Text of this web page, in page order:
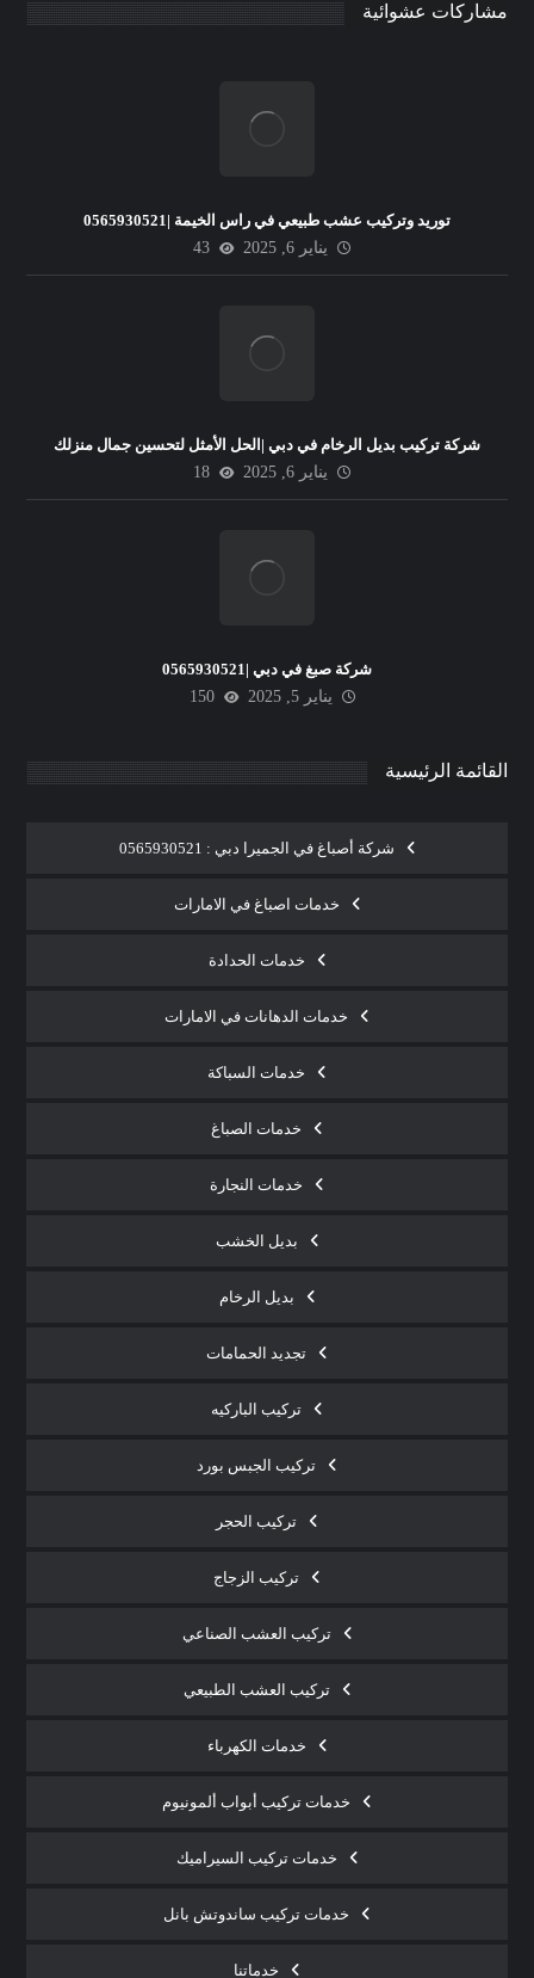
مشاركات عشوائية
توريد وتركيب عشب طبيعي في راس الخيمة |0565930521
يناير 6, 2025
43
شركة تركيب بديل الرخام في دبي |الحل الأمثل لتحسين جمال منزلك
يناير 6, 2025
18
شركة صبغ في دبي |0565930521
يناير 5, 2025
150
القائمة الرئيسية
شركة أصباغ في الجميرا دبي : 0565930521
خدمات اصباغ في الامارات
خدمات الحدادة
خدمات الدهانات في الامارات
خدمات السباكة
خدمات الصباغ
خدمات النجارة
بديل الخشب
بديل الرخام
تجديد الحمامات
تركيب الباركيه
تركيب الجبس بورد
تركيب الحجر
تركيب الزجاج
تركيب العشب الصناعي
تركيب العشب الطبيعي
خدمات الكهرباء
خدمات تركيب أبواب ألمونيوم
خدمات تركيب السيراميك
خدمات تركيب ساندوتش بانل
خدماتنا